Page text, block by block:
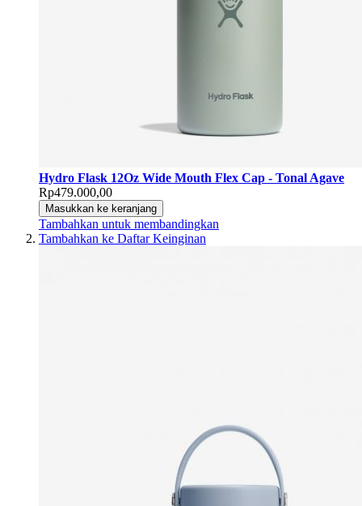
Hydro Flask 12Oz Wide Mouth Flex Cap - Tonal Agave
Rp479.000,00
Masukkan ke keranjang
Tambahkan untuk membandingkan
Tambahkan ke Daftar Keinginan